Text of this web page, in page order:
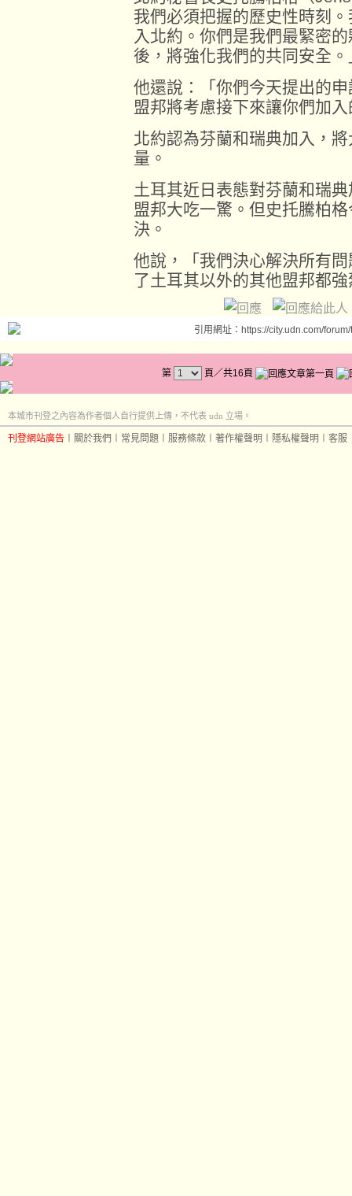
我們必須把握的歷史性時刻
入北約。你們是我們最緊密
後，將強化我們的共同安全。
他還說：「你們今天提出的
盟邦將考慮接下來讓你們加
北約認為芬蘭和瑞典加入，
量。
土耳其近日表態對芬蘭和瑞
盟邦大吃一驚。但史托騰柏
決。
他說，「我們決心解決所有
了土耳其以外的其他盟邦都
引用網址：https://city.udn.com/
第 頁／共16頁
本城市刊登之內容為作者個人自行提供上傳，不代表 udn 立場。
刊登網站廣告 關於我們 常見問題 服務條款 著作權聲明 隱私權聲明 客服